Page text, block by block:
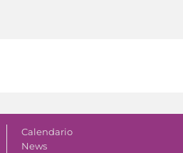
Calendario
News